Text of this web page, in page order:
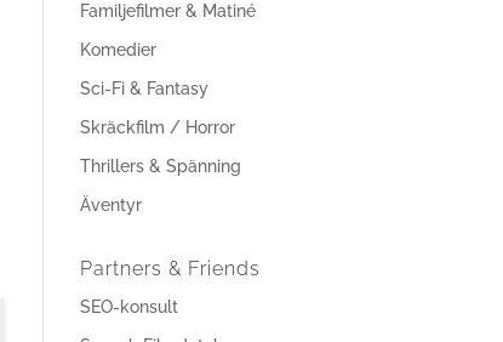
Familjefilmer & Matiné
Komedier
Sci-Fi & Fantasy
Skräckfilm / Horror
Thrillers & Spänning
Äventyr
Partners & Friends
SEO-konsult